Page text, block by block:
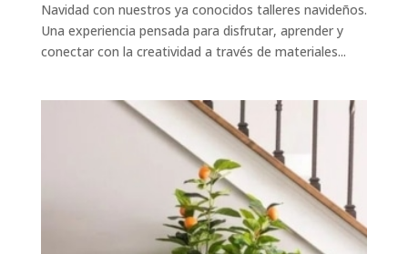
Navidad con nuestros ya conocidos talleres navideños.
Una experiencia pensada para disfrutar, aprender y
conectar con la creatividad a través de materiales...